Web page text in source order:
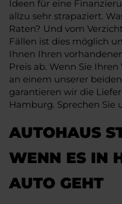
Ideen für eine
allzu sehr strapaziert.
Raten? Und vom
Fällen ist dies möglich
Ihnen Ihren
Preis ab. Wenn Sie
an einem unserer
garantieren wir die
Hamburg. Sprechen Sie
AUTOHAUS
WENN ES IN
AUTO GEHT